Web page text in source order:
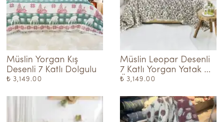
Müslin Yorgan Kış
Desenli 7 Katlı Dolgulu
₺ 3,149.00
Müslin Leopar Desenli
7 Katlı Yorgan Yatak
Örtüsü
₺ 3,149.00